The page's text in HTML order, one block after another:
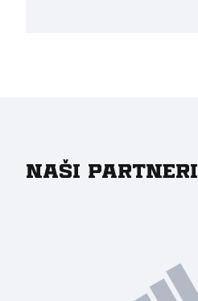
Naši partneri